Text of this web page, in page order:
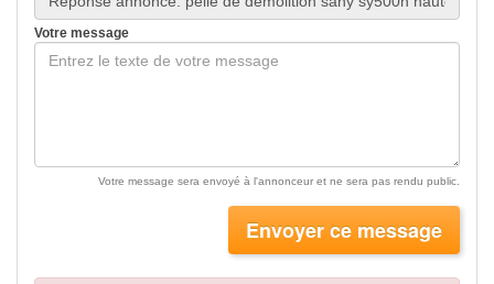
Votre message
Votre message sera envoyé à l'annonceur et ne sera pas rendu public.
Envoyer ce message